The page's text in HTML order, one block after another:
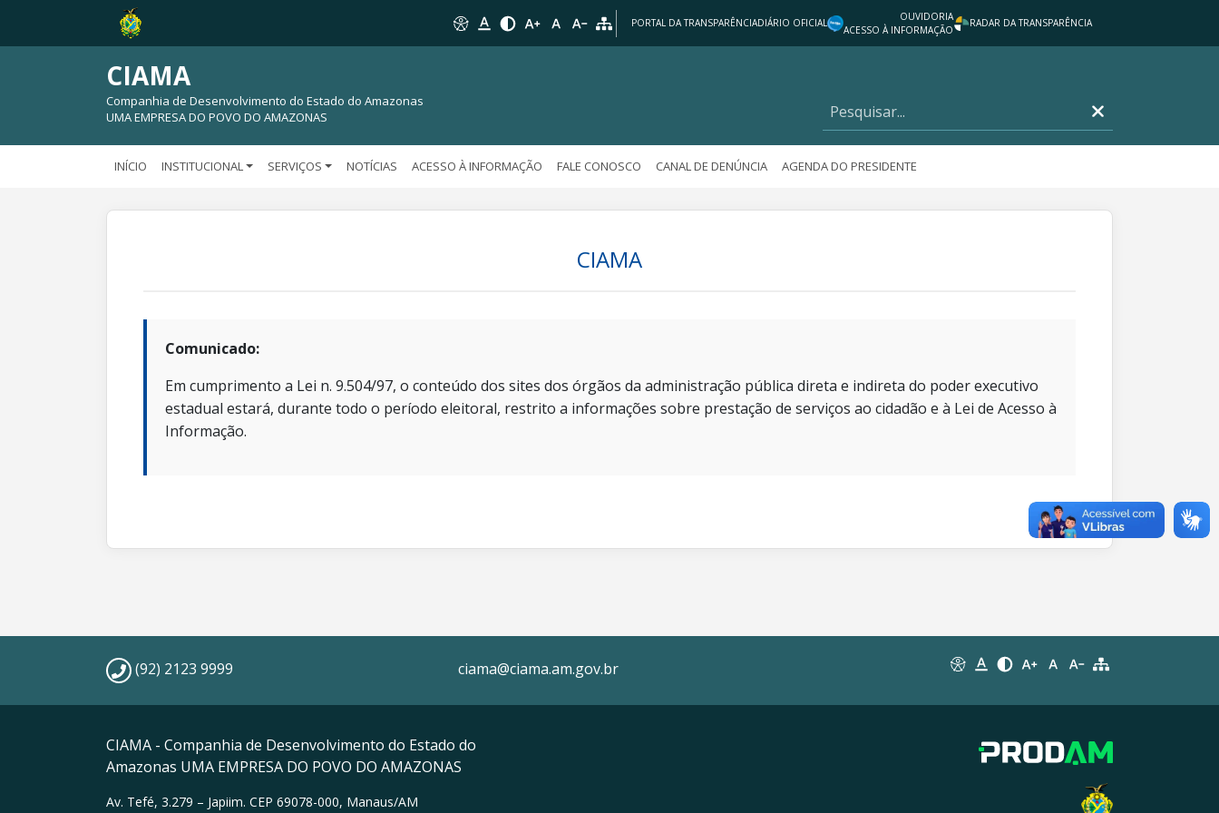
PORTAL DA TRANSPARÊNCIADIÁRIO OFICIAL
OUVIDORIA
ACESSO À INFORMAÇÃO
RADAR DA TRANSPARÊNCIA
CIAMA
Companhia de Desenvolvimento do Estado do Amazonas
UMA EMPRESA DO POVO DO AMAZONAS
INÍCIO INSTITUCIONAL SERVIÇOS NOTÍCIAS ACESSO À INFORMAÇÃO FALE CONOSCO CANAL DE DENÚNCIA AGENDA DO PRESIDENTE
CIAMA
Comunicado:
Em cumprimento a Lei n. 9.504/97, o conteúdo dos sites dos órgãos da administração pública direta e indireta do poder executivo
estadual estará, durante todo o período eleitoral, restrito a informações sobre prestação de serviços ao cidadão e à Lei de Acesso à
Informação.
(92) 2123 9999 ciama@ciama.am.gov.br
CIAMA - Companhia de Desenvolvimento do Estado do
Amazonas UMA EMPRESA DO POVO DO AMAZONAS
Av. Tefé, 3.279 – Japiim. CEP 69078-000, Manaus/AM